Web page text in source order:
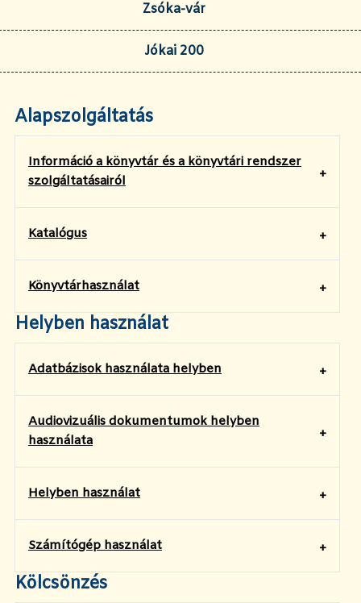
Zsóka-vár
Jókai 200
Alapszolgáltatás
Információ a könyvtár és a könyvtári rendszer
szolgáltatásairól
Katalógus
Könyvtárhasználat
Helyben használat
Adatbázisok használata helyben
Audiovizuális dokumentumok helyben
használata
Helyben használat
Számítógép használat
Kölcsönzés